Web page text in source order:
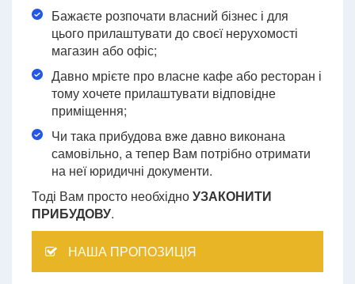
Бажаєте розпочати власний бізнес і для
цього прилаштувати до своєї нерухомості
магазин або офіс;
Давно мрієте про власне кафе або ресторан і
тому хочете прилаштувати відповідне
приміщення;
Чи така прибудова вже давно виконана
самовільно, а тепер Вам потрібно отримати
на неї юридичні документи.
Тоді Вам просто необхідноУЗАКОНИТИ
ПРИБУДОВУ.
НАША ПРОПОЗИЦІЯ